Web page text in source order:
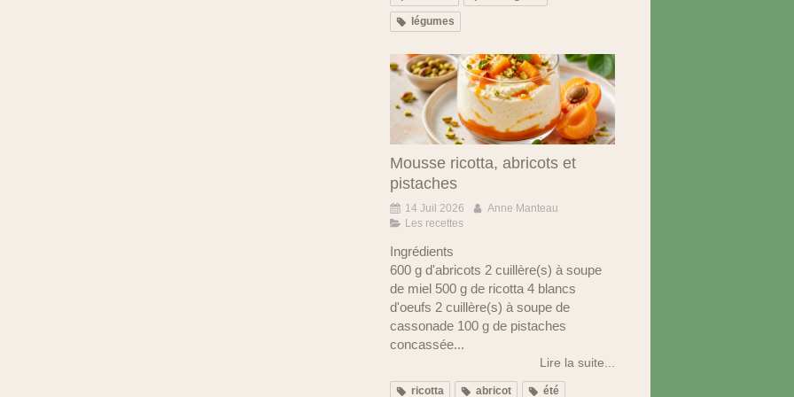
légumes
Mousse ricotta, abricots et
pistaches
14 Juil 2026
Anne Manteau
Les recettes
Ingrédients
600 g d'abricots 2 cuillère(s) à soupe
de miel 500 g de ricotta 4 blancs
d'oeufs 2 cuillère(s) à soupe de
cassonade 100 g de pistaches
concassée...
Lire la suite...
ricotta abricot été